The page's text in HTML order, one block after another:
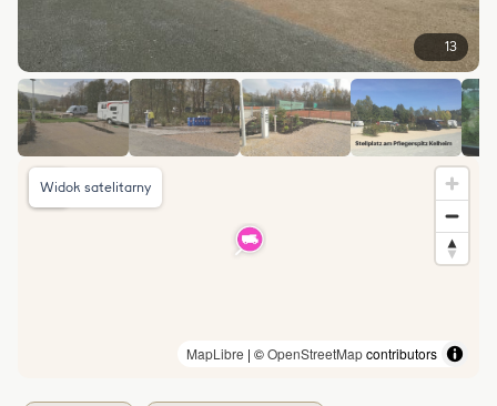
13
MapLibre | ©OpenStreetMapcontributors
Widok satelitarny